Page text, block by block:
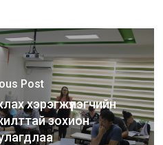
Post
хэрэгжүүлэгчийн
зохион